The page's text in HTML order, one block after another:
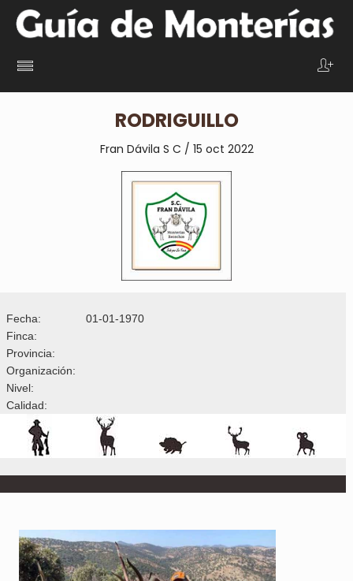
RODRIGUILLO
Fran Dávila S C / 15 oct 2022
Fecha:
01-01-1970
Finca:
Provincia:
Organización:
Nivel:
Calidad: